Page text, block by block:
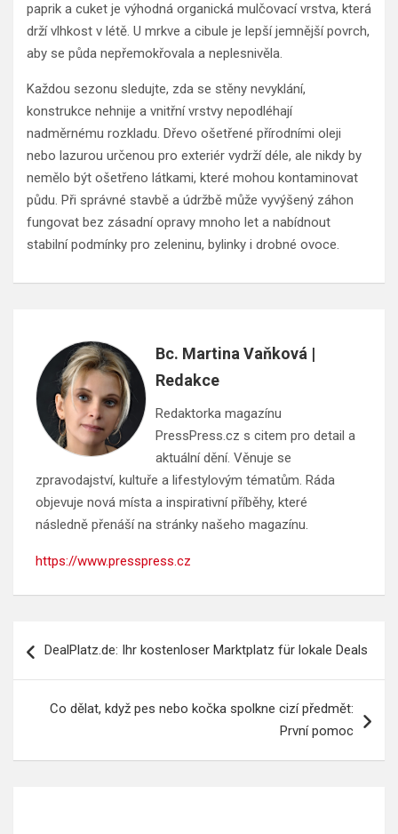
paprik a cuket je výhodná organická mulčovací vrstva, která
drží vlhkost v létě. U mrkve a cibule je lepší jemnější povrch,
aby se půda nepřemokřovala a neplesnivěla.
Každou sezonu sledujte, zda se stěny nevyklání,
konstrukce nehnije a vnitřní vrstvy nepodléhají
nadměrnému rozkladu. Dřevo ošetřené přírodními oleji
nebo lazurou určenou pro exteriér vydrží déle, ale nikdy by
nemělo být ošetřeno látkami, které mohou kontaminovat
půdu. Při správné stavbě a údržbě může vyvýšený záhon
fungovat bez zásadní opravy mnoho let a nabídnout
stabilní podmínky pro zeleninu, bylinky i drobné ovoce.
Bc. Martina Vaňková |
Redakce
Redaktorka magazínu
PressPress.cz s citem pro detail a
aktuální dění. Věnuje se
zpravodajství, kultuře a lifestylovým tématům. Ráda
objevuje nová místa a inspirativní příběhy, které
následně přenáší na stránky našeho magazínu.
https://www.presspress.cz
proDealPlatz.de: Ihr kostenloser Marktplatz für lokale Deals
Co dělat, když pes nebo kočka spolkne cizí předmět:
První pomoc